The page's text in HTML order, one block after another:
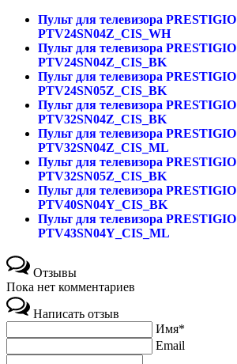
Пульт для телевизора PRESTIGIO
PTV24SN04Z_CIS_WH
Пульт для телевизора PRESTIGIO
PTV24SN04Z_CIS_BK
Пульт для телевизора PRESTIGIO
PTV24SN05Z_CIS_BK
Пульт для телевизора PRESTIGIO
PTV32SN04Z_CIS_BK
Пульт для телевизора PRESTIGIO
PTV32SN04Z_CIS_ML
Пульт для телевизора PRESTIGIO
PTV32SN05Z_CIS_BK
Пульт для телевизора PRESTIGIO
PTV40SN04Y_CIS_BK
Пульт для телевизора PRESTIGIO
PTV43SN04Y_CIS_ML
Отзывы
Пока нет комментариев
Написать отзыв
Имя*
Email